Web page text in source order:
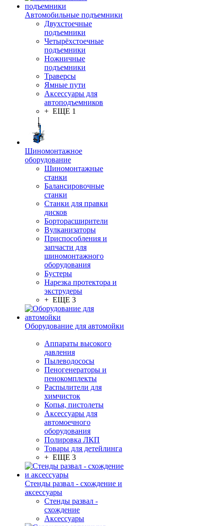
Автомобильные подъемники
Двухстоечные
подъемники
Четырёхстоечные
подъемники
Ножничные
подъемники
Траверсы
Ямные пути
Аксессуары для
автоподъемников
+ ЕЩЕ 1
Шиномонтажное
оборудование
Шиномонтажные
станки
Балансировочные
станки
Станки для правки
дисков
Борторасширители
Вулканизаторы
Приспособления и
запчасти для
шиномонтажного
оборудования
Бустеры
Нарезка протектора и
экструдеры
+ ЕЩЕ 3
Оборудование для автомойки
Аппараты высокого
давления
Пылеводососы
Пеногенераторы и
пенокомплекты
Распылители для
химчисток
Копья, пистолеты
Аксессуары для
автомоечного
оборудования
Полировка ЛКП
Товары для детейлинга
+ ЕЩЕ 3
Стенды развал - схождение и
аксессуары
Стенды развал -
схождение
Аксессуары